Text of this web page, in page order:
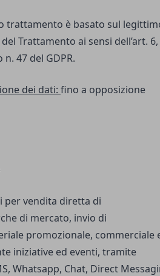
trattamento è basato sul
Trattamento ai sensi dell’art. 6,
47 del GDPR.
dei dati: fino a opposizione
per vendita diretta di
di mercato, invio di
promozionale, commerciale
iniziative ed eventi, tramite
Whatsapp, Chat, Direct